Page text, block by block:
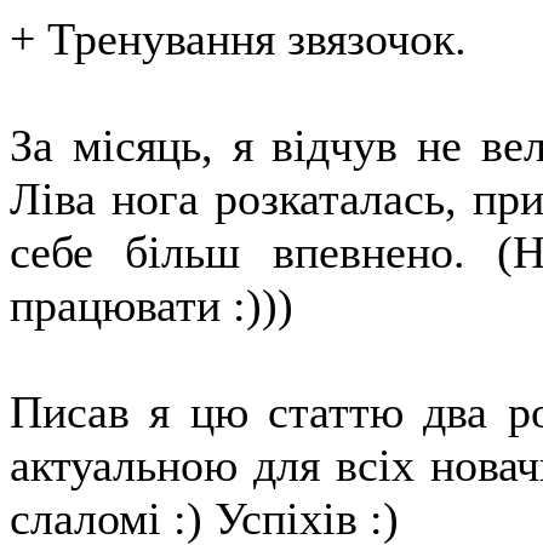
+ Тренування звязочок.
За місяць, я відчув не
Ліва нога розкаталась,
себе більш впевнено.
працювати :)))
Писав я цю статтю два
актуальною для всіх
слаломі :) Успіхів :)